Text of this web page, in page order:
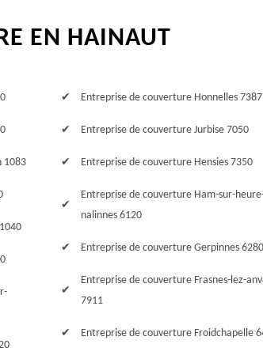
EN HAINAUT
1083
Entreprise de couverture Honnelles 7387
Entreprise de couverture Jurbise 7050
Entreprise de couverture Hensies 7350
Entreprise de couverture Ham-sur-
nalinnes 6120
Entreprise de couverture Gerpinnes 6280
Entreprise de couverture Frasnes-lez-
7911
Entreprise de couverture Froidchapelle